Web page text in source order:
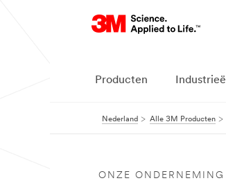
Producten
Nederland Alle 3M Producten
ONZE ONDERNEMING